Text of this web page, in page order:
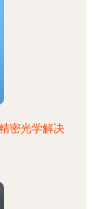
密光学解决